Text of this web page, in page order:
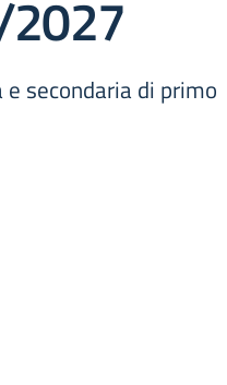
2027
secondaria di primo